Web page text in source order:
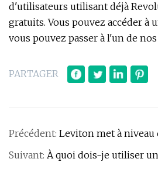
d'utilisateurs utilisant déjà
gratuits. Vous pouvez accéder
vous pouvez passer à l'un de
PARTAGER
Précédent: Leviton met à niveau
Suivant: À quoi dois-je utiliser